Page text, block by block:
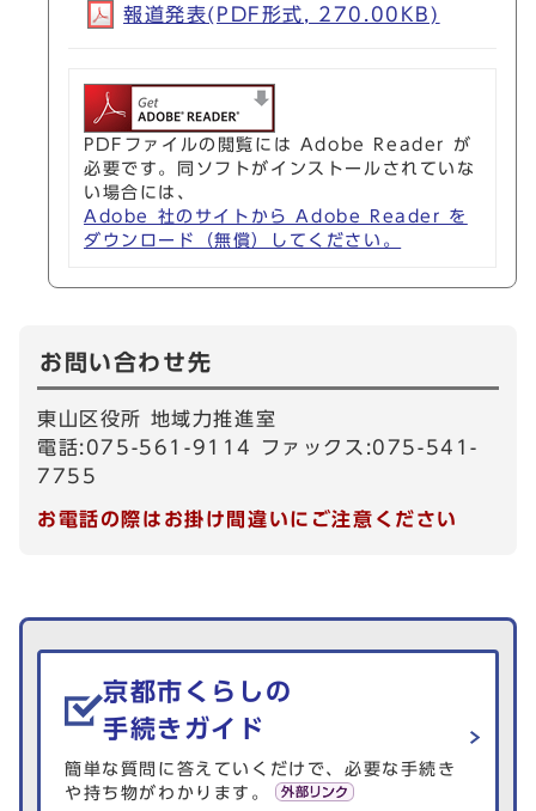
報道発表(PDF形式, 270.00KB)
PDFファイルの閲覧には Adobe Reader が
必要です。同ソフトがインストールされていな
い場合には、
Adobe 社のサイトから Adobe Reader を
ダウンロード（無償）してください。
お問い合わせ先
東山区役所 地域力推進室
電話:075-561-9114 ファックス:075-541-
7755
お電話の際はお掛け間違いにご注意ください
生活情報を探す
京都市くらしの
手続きガイド
簡単な質問に答えていくだけで、必要な手続き
や持ち物がわかります。